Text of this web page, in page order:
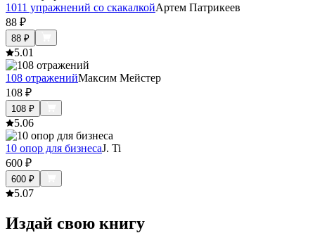
1011 упражнений со скакалкойАртем Патрикеев
88 ₽
88 ₽
5.01
108 отраженийМаксим Мейстер
108 ₽
108 ₽
5.06
10 опор для бизнесаJ. Ti
600 ₽
600 ₽
5.07
Издай свою книгу